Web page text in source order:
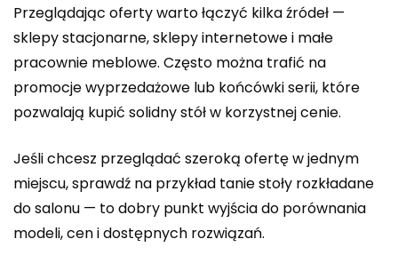
Przeglądając oferty warto łączyć kilka źródeł —
sklepy stacjonarne, sklepy internetowe i małe
pracownie meblowe. Często można trafić na
promocje wyprzedażowe lub końcówki serii, które
pozwalają kupić solidny stół w korzystnej cenie.
Jeśli chcesz przeglądać szeroką ofertę w jednym
miejscu, sprawdź na przykład tanie stoły rozkładane
do salonu — to dobry punkt wyjścia do porównania
modeli, cen i dostępnych rozwiązań.